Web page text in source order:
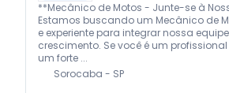
**Mecânico de Motos - Junte-se à
Estamos buscando um Mecânico de
e experiente para integrar nossa
crescimento. Se você é um
um forte ...
Sorocaba - SP